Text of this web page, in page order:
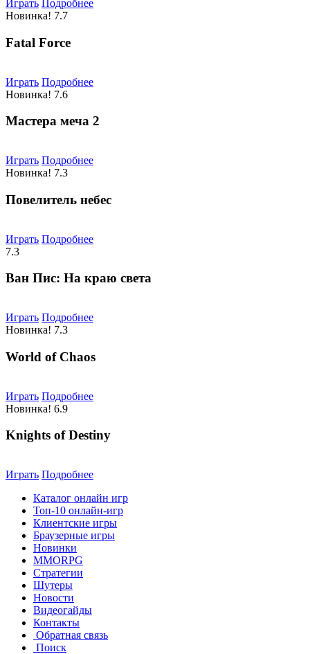
Играть Подробнее
Новинка! 7.7
Fatal Force
Играть Подробнее
Новинка! 7.6
Мастера меча 2
Играть Подробнее
Новинка! 7.3
Повелитель небес
Играть Подробнее
7.3
Ван Пис: На краю света
Играть Подробнее
Новинка! 7.3
World of Chaos
Играть Подробнее
Новинка! 6.9
Knights of Destiny
Играть Подробнее
Каталог онлайн игр
Топ-10 онлайн-игр
Клиентские игры
Браузерные игры
Новинки
MMORPG
Стратегии
Шутеры
Новости
Видеогайды
Контакты
Обратная связь
Поиск